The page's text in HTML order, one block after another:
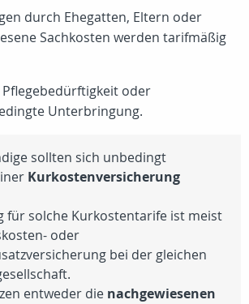
durch Ehegatten, Eltern oder
Sachkosten werden tarifmäßig
oder
Unterbringung.
sollten sich unbedingt
Kurkostenversicherung
für solche Kurkostentarife ist meist
oder
bei der gleichen
entweder die nachgewiesenen